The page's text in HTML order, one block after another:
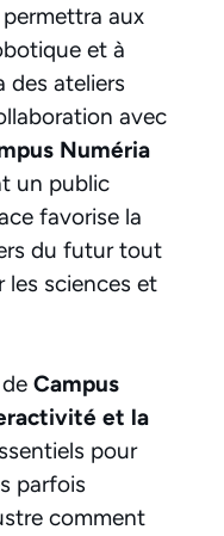
aux
et à
des ateliers
avec
Numéria
un public
favorise la
du futur tout
les sciences et
Campus
et la
pour
parfois
comment